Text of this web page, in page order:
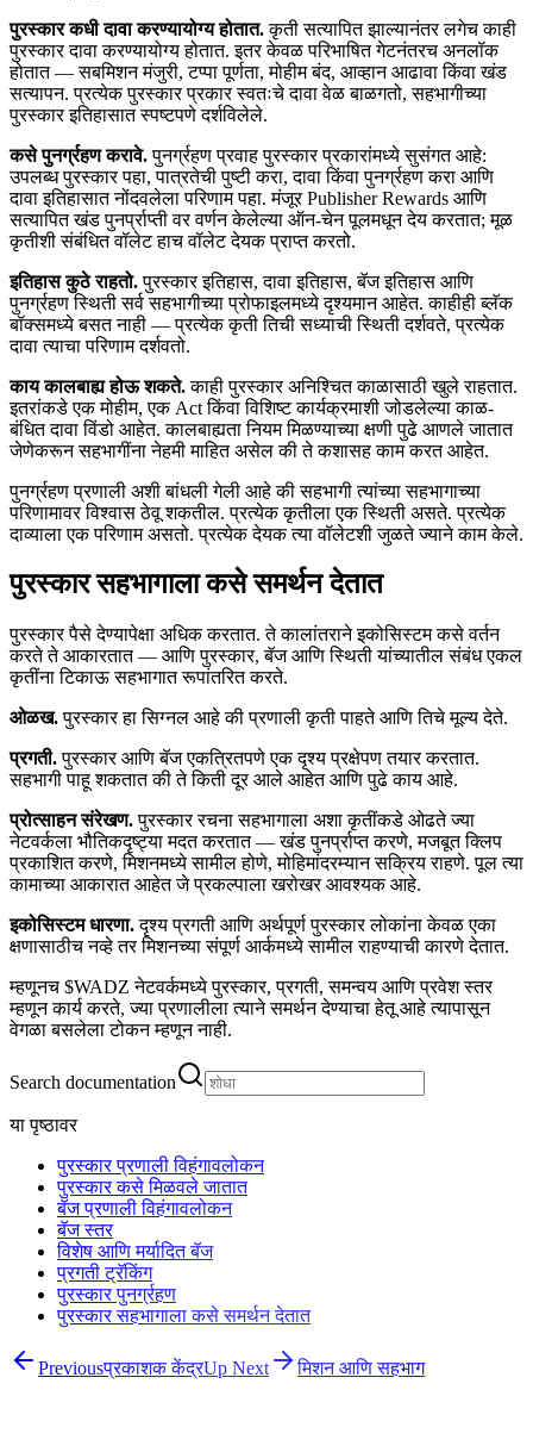
पुरस्कार कधी दावा करण्यायोग्य होतात.कृती सत्यापित झाल्यानंतर लगेच काही
पुरस्कार दावा करण्यायोग्य होतात. इतर केवळ परिभाषित गेटनंतरच अनलॉक
होतात — सबमिशन मंजुरी, टप्पा पूर्णता, मोहीम बंद, आव्हान आढावा किंवा खंड
सत्यापन. प्रत्येक पुरस्कार प्रकार स्वतःचे दावा वेळ बाळगतो, सहभागीच्या
पुरस्कार इतिहासात स्पष्टपणे दर्शविलेले.
कसे पुनर्ग्रहण करावे.पुनर्ग्रहण प्रवाह पुरस्कार प्रकारांमध्ये सुसंगत आहे:
उपलब्ध पुरस्कार पहा, पात्रतेची पुष्टी करा, दावा किंवा पुनर्ग्रहण करा आणि
दावा इतिहासात नोंदवलेला परिणाम पहा. मंजूर Publisher Rewards आणि
सत्यापित खंड पुनर्प्राप्ती वर वर्णन केलेल्या ऑन-चेन पूलमधून देय करतात; मूळ
कृतीशी संबंधित वॉलेट हाच वॉलेट देयक प्राप्त करतो.
इतिहास कुठे राहतो.पुरस्कार इतिहास, दावा इतिहास, बॅज इतिहास आणि
पुनर्ग्रहण स्थिती सर्व सहभागीच्या प्रोफाइलमध्ये दृश्यमान आहेत. काहीही ब्लॅक
बॉक्समध्ये बसत नाही — प्रत्येक कृती तिची सध्याची स्थिती दर्शवते, प्रत्येक
दावा त्याचा परिणाम दर्शवतो.
काय कालबाह्य होऊ शकते.काही पुरस्कार अनिश्चित काळासाठी खुले राहतात.
इतरांकडे एक मोहीम, एक Act किंवा विशिष्ट कार्यक्रमाशी जोडलेल्या काळ-
बंधित दावा विंडो आहेत. कालबाह्यता नियम मिळण्याच्या क्षणी पुढे आणले जातात
जेणेकरून सहभागींना नेहमी माहित असेल की ते कशासह काम करत आहेत.
पुनर्ग्रहण प्रणाली अशी बांधली गेली आहे की सहभागी त्यांच्या सहभागाच्या
परिणामावर विश्वास ठेवू शकतील. प्रत्येक कृतीला एक स्थिती असते. प्रत्येक
दाव्याला एक परिणाम असतो. प्रत्येक देयक त्या वॉलेटशी जुळते ज्याने काम केले.
पुरस्कार सहभागाला कसे समर्थन देतात
पुरस्कार पैसे देण्यापेक्षा अधिक करतात. ते कालांतराने इकोसिस्टम कसे वर्तन
करते ते आकारतात — आणि पुरस्कार, बॅज आणि स्थिती यांच्यातील संबंध एकल
कृतींना टिकाऊ सहभागात रूपांतरित करते.
ओळख.पुरस्कार हा सिग्नल आहे की प्रणाली कृती पाहते आणि तिचे मूल्य देते.
प्रगती.पुरस्कार आणि बॅज एकत्रितपणे एक दृश्य प्रक्षेपण तयार करतात.
सहभागी पाहू शकतात की ते किती दूर आले आहेत आणि पुढे काय आहे.
प्रोत्साहन संरेखण.पुरस्कार रचना सहभागाला अशा कृतींकडे ओढते ज्या
नेटवर्कला भौतिकदृष्ट्या मदत करतात — खंड पुनर्प्राप्त करणे, मजबूत क्लिप
प्रकाशित करणे, मिशनमध्ये सामील होणे, मोहिमांदरम्यान सक्रिय राहणे. पूल त्या
कामाच्या आकारात आहेत जे प्रकल्पाला खरोखर आवश्यक आहे.
इकोसिस्टम धारणा.दृश्य प्रगती आणि अर्थपूर्ण पुरस्कार लोकांना केवळ एका
क्षणासाठीच नव्हे तर मिशनच्या संपूर्ण आर्कमध्ये सामील राहण्याची कारणे देतात.
म्हणूनच $WADZ नेटवर्कमध्ये पुरस्कार, प्रगती, समन्वय आणि प्रवेश स्तर
म्हणून कार्य करते, ज्या प्रणालीला त्याने समर्थन देण्याचा हेतू आहे त्यापासून
वेगळा बसलेला टोकन म्हणून नाही.
Search documentation
या पृष्ठावर
पुरस्कार प्रणाली विहंगावलोकन
पुरस्कार कसे मिळवले जातात
बॅज प्रणाली विहंगावलोकन
बॅज स्तर
विशेष आणि मर्यादित बॅज
प्रगती ट्रॅकिंग
पुरस्कार पुनर्ग्रहण
पुरस्कार सहभागाला कसे समर्थन देतात
Previousप्रकाशक केंद्रUp Next मिशन आणि सहभाग